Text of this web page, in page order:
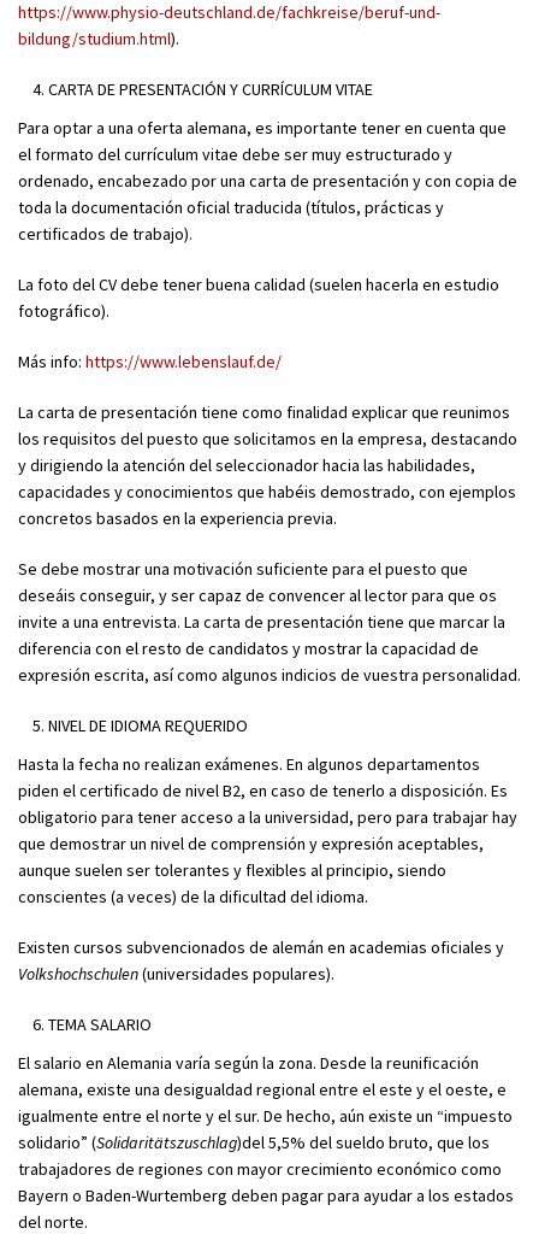
https://www.physio-deutschland.de/fachkreise/beruf-und-
bildung/studium.html).
CARTA DE PRESENTACIÓN Y CURRÍCULUM VITAE
Para optar a una oferta alemana, es importante tener en cuenta que
el formato del currículum vitae debe ser muy estructurado y
ordenado, encabezado por una carta de presentación y con copia de
toda la documentación oficial traducida (títulos, prácticas y
certificados de trabajo).
La foto del CV debe tener buena calidad (suelen hacerla en estudio
fotográfico).
Más info: https://www.lebenslauf.de/
La carta de presentación tiene como finalidad explicar que reunimos
los requisitos del puesto que solicitamos en la empresa, destacando
y dirigiendo la atención del seleccionador hacia las habilidades,
capacidades y conocimientos que habéis demostrado, con ejemplos
concretos basados en la experiencia previa.
Se debe mostrar una motivación suficiente para el puesto que
deseáis conseguir, y ser capaz de convencer al lector para que os
invite a una entrevista. La carta de presentación tiene que marcar la
diferencia con el resto de candidatos y mostrar la capacidad de
expresión escrita, así como algunos indicios de vuestra personalidad.
NIVEL DE IDIOMA REQUERIDO
Hasta la fecha no realizan exámenes. En algunos departamentos
piden el certificado de nivel B2, en caso de tenerlo a disposición. Es
obligatorio para tener acceso a la universidad, pero para trabajar hay
que demostrar un nivel de comprensión y expresión aceptables,
aunque suelen ser tolerantes y flexibles al principio, siendo
conscientes (a veces) de la dificultad del idioma.
Existen cursos subvencionados de alemán en academias oficiales y
Volkshochschulen(universidades populares).
TEMA SALARIO
El salario en Alemania varía según la zona. Desde la reunificación
alemana, existe una desigualdad regional entre el este y el oeste, e
igualmente entre el norte y el sur. De hecho, aún existe un “impuesto
solidario” (Solidaritätszuschlag)del 5,5% del sueldo bruto, que los
trabajadores de regiones con mayor crecimiento económico como
Bayern o Baden-Wurtemberg deben pagar para ayudar a los estados
del norte.